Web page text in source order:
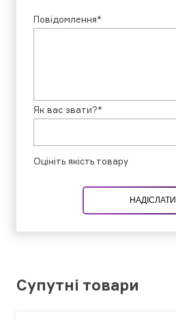
Повідомлення*
Як вас звати?*
Оцініть якість товару
НАДІСЛАТИ
Супутні товари